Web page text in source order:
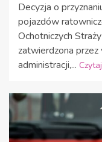
Decyzja o
pojazdów
Ochotniczych
zatwierdzona
administracji,...